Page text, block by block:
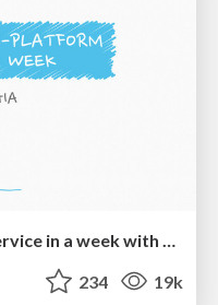
234 19k